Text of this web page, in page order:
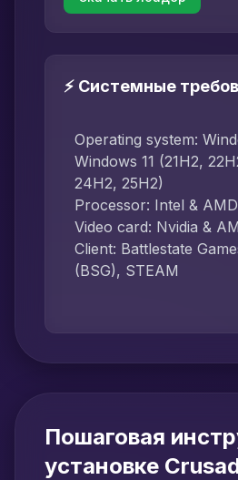
⚡ Системные
Operating system:
Windows 11 (21H2,
24H2, 25H2)
Processor: Intel & AMD
Video card: Nvidia &
Client: Battlestate
(BSG), STEAM
Пошаговая
установке